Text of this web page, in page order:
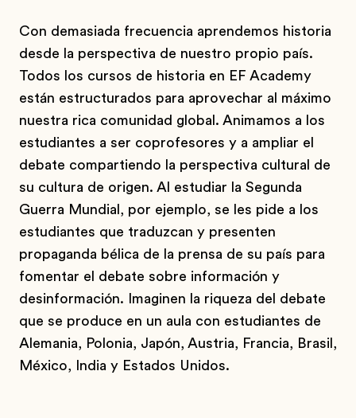
Con demasiada frecuencia aprendemos historia
desde la perspectiva de nuestro propio país.
Todos los cursos de historia en EF Academy
están estructurados para aprovechar al máximo
nuestra rica comunidad global. Animamos a los
estudiantes a ser coprofesores y a ampliar el
debate compartiendo la perspectiva cultural de
su cultura de origen. Al estudiar la Segunda
Guerra Mundial, por ejemplo, se les pide a los
estudiantes que traduzcan y presenten
propaganda bélica de la prensa de su país para
fomentar el debate sobre información y
desinformación. Imaginen la riqueza del debate
que se produce en un aula con estudiantes de
Alemania, Polonia, Japón, Austria, Francia, Brasil,
México, India y Estados Unidos.